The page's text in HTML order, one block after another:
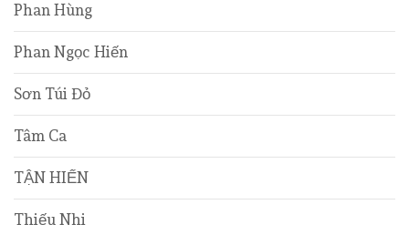
Phan Hùng
Phan Ngọc Hiến
Sơn Túi Đỏ
Tâm Ca
TẬN HIẾN
Thiếu Nhi